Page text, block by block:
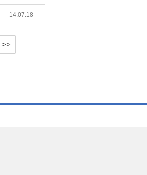
14.07.18
>>